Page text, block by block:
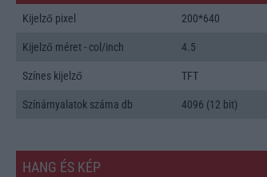
Kijelző pixel 200*640
Kijelző méret - col/inch 4.5
Színes kijelző TFT
Színárnyalatok száma db 4096 (12 bit)
HANG ÉS KÉP